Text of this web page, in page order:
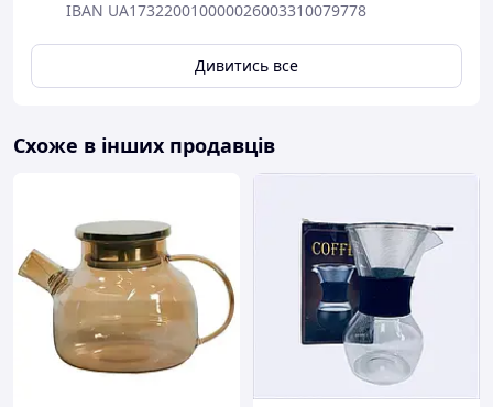
IBAN UA173220010000026003310079778
Дивитись все
Схоже в інших продавців